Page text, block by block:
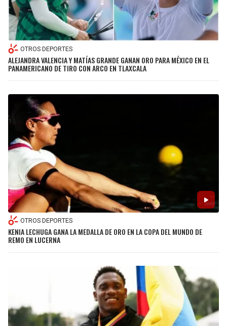
OTROS DEPORTES
ALEJANDRA VALENCIA Y MATÍAS GRANDE GANAN ORO PARA MÉXICO EN EL
PANAMERICANO DE TIRO CON ARCO EN TLAXCALA
OTROS DEPORTES
KENIA LECHUGA GANA LA MEDALLA DE ORO EN LA COPA DEL MUNDO DE
REMO EN LUCERNA